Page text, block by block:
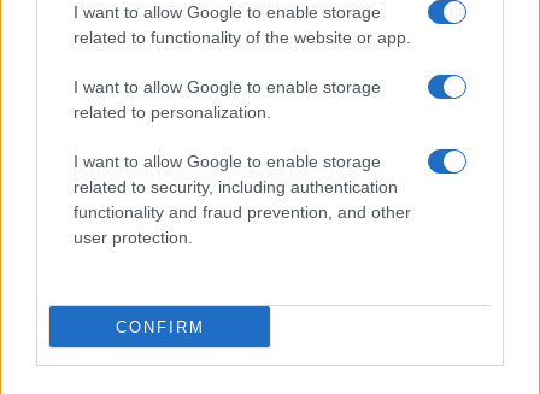
I want to allow Google to enable storage
related to functionality of the website or app.
I want to allow Google to enable storage
related to personalization.
I want to allow Google to enable storage
related to security, including authentication
functionality and fraud prevention, and other
user protection.
CONFIRM
Continua a leggere
NEWS